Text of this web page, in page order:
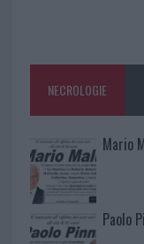
NECROLOGIE
Mario
Paolo